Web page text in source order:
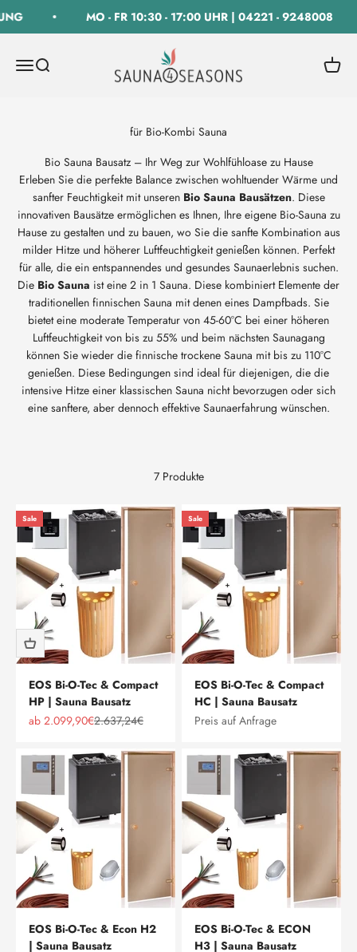
MO - FR 10:30 - 17:00 UHR | 04221 - 9248008
Navigationsmenü öffnen
Suche öffnen
SAUNA 4 SEASONS GmbH
Bio Sauna Bausatz – Ihr Weg zur Wohlfühloase zu Hause
Erleben Sie die perfekte Balance zwischen wohltuender Wärme und
sanfter Feuchtigkeit mit unseren Bio Sauna Bausätzen. Diese
innovativen Bausätze ermöglichen es Ihnen, Ihre eigene Bio-Sauna zu
Hause zu gestalten und zu bauen, wo Sie die sanfte Kombination aus
milder Hitze und höherer Luftfeuchtigkeit genießen können. Perfekt
für alle, die ein entspannendes und gesundes Saunaerlebnis suchen.
Die Bio Sauna ist eine 2 in 1 Sauna. Diese kombiniert Elemente der
traditionellen finnischen Sauna mit denen eines Dampfbads. Sie
bietet eine moderate Temperatur von 45-60°C bei einer höheren
Luftfeuchtigkeit von bis zu 55% und beim nächsten Saunagang
können Sie wieder die finnische trockene Sauna mit bis zu 110°C
genießen. Diese Bedingungen sind ideal für diejenigen, die die
intensive Hitze einer klassischen Sauna nicht bevorzugen oder sich
eine sanftere, aber dennoch effektive Saunaerfahrung wünschen.
7 Produkte
Sale
EOS Bi-O-Tec & Compact
HP | Sauna Bausatz
Angebot
ab 2.099,90€Regulärer Preis
2.637,24€
Sale
EOS Bi-O-Tec & Compact
HC | Sauna Bausatz
Preis auf Anfrage
EOS Bi-O-Tec & Econ H2
| Sauna Bausatz
EOS Bi-O-Tec & ECON
H3 | Sauna Bausatz